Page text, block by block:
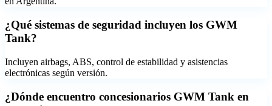
¿Qué sistemas de seguridad incluyen los GWM
Tank?
Incluyen airbags, ABS, control de estabilidad y asistencias
electrónicas según versión.
¿Dónde encuentro concesionarios GWM Tank en